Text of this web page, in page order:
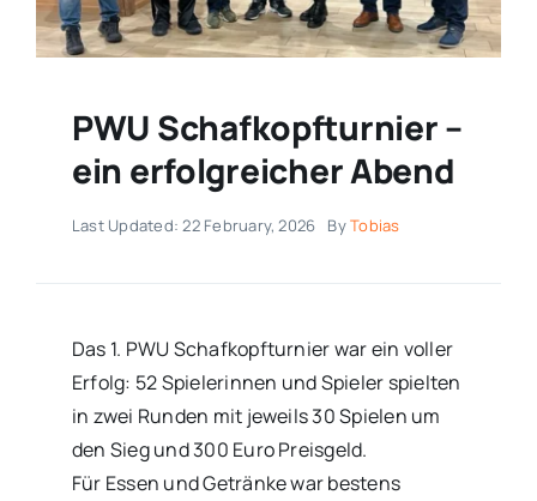
PWU Schafkopfturnier –
ein erfolgreicher Abend
Last Updated: 22 February, 2026 ByTobias
Das 1. PWU Schafkopfturnier war ein voller
Erfolg: 52 Spielerinnen und Spieler spielten
in zwei Runden mit jeweils 30 Spielen um
den Sieg und 300 Euro Preisgeld.
Für Essen und Getränke war bestens